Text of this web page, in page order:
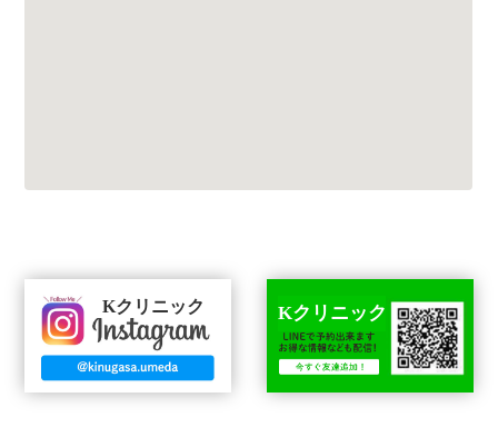
Kクリニック Kクリニック